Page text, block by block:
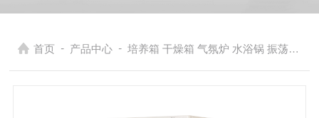
首页 - 产品中心 - 培养箱 干燥箱 气氛炉 水浴锅 振荡器